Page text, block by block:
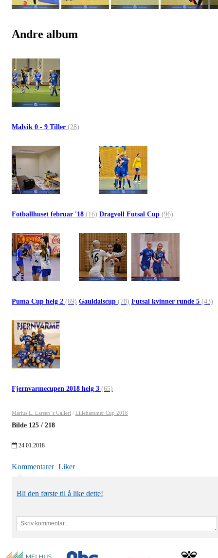
Andre album
Malvik 0 - 9 Tiller (28)
Fotballhuset februar '18 (16) Dragvoll Futsal Cup (96)
Puma Cup helg 2 (69) Gauldalscup (78) Futsal kvinner runde 5 (43)
Fjernvarmecupen 2018 helg 3 (65)
Marius L. Larsen 's Galleri / Lillehammer Cup 2018
Bilde 125 / 218
24.01.2018
Kommentarer Liker
Bli den første til å like dette!